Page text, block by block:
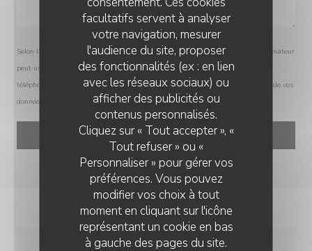
facultatifs servent à analyser
votre navigation, mesurer
l'audience du site, proposer
des fonctionnalités (ex : en lien
avec les réseaux sociaux) ou
afficher des publicités ou
contenus personnalisés.
Cliquez sur « Tout accepter », «
Tout refuser » ou «
Personnaliser » pour gérer vos
préférences. Vous pouvez
modifier vos choix à tout
moment en cliquant sur l'icône
représentant un cookie en bas
à gauche des pages du site.
Selon l'article L.223-2 du code de la consommation, il est rappelé que le consommateur
peut user de son droit à s'inscrire sur la liste d'opposition au démarchage
téléphonique Bloctel :bloctel.gouv.fr . Pour plus d'informations sur le traitement de vos
données, consultez notrepolitique de confidentialité.
LE CHIEN FOU